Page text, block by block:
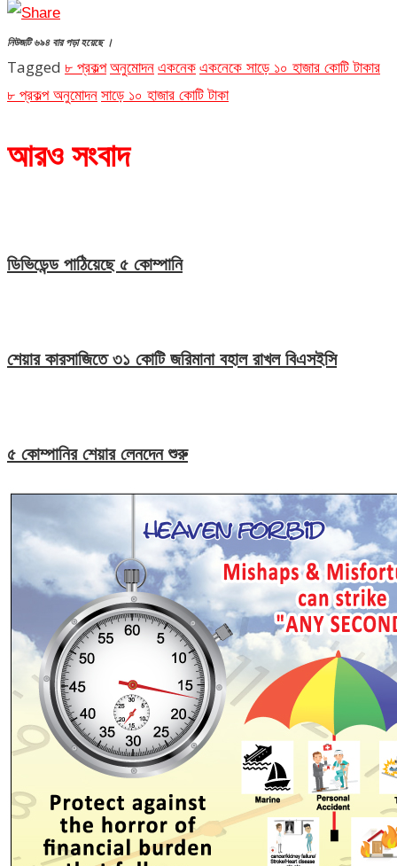
LinkedIn
নিউজটি ৬৯৪ বার পড়া হয়েছে ।
Tagged ৮ প্রকল্প অনুমোদন একনেক একনেকে সাড়ে ১০ হাজার কোটি টাকার
৮ প্রকল্প অনুমোদন সাড়ে ১০ হাজার কোটি টাকা
আরও সংবাদ
ডিভিডেন্ড পাঠিয়েছে ৫ কোম্পানি
শেয়ার কারসাজিতে ৩১ কোটি জরিমানা বহাল রাখল বিএসইসি
৫ কোম্পানির শেয়ার লেনদেন শুরু